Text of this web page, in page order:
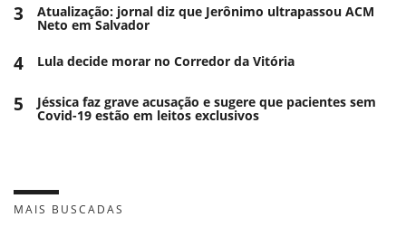
3 Atualização: jornal diz que Jerônimo ultrapassou ACM
Neto em Salvador
4 Lula decide morar no Corredor da Vitória
5 Jéssica faz grave acusação e sugere que pacientes sem
Covid-19 estão em leitos exclusivos
MAIS BUSCADAS